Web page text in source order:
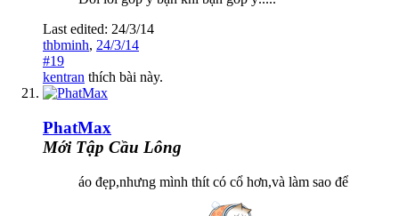
Last edited: 24/3/14
thbminh, 24/3/14
#19
kentran thích bài này.
PhatMax
Mới Tập Cầu Lông
áo đẹp,nhưng mình thít có cổ hơn,và làm sao để